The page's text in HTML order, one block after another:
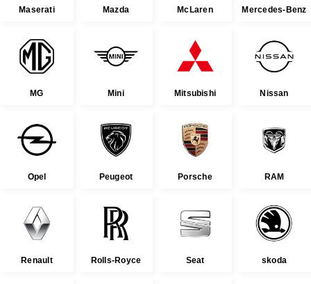
Maserati Mazda McLaren Mercedes-Benz
MG Mini Mitsubishi Nissan
Opel Peugeot Porsche RAM
Renault Rolls-Royce Seat skoda